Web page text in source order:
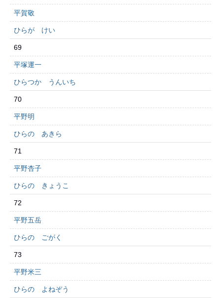
平賀敬
ひらが けい
69
平塚運一
ひらつか うんいち
70
平野明
ひらの あきら
71
平野杏子
ひらの きょうこ
72
平野五岳
ひらの ごがく
73
平野米三
ひらの よねぞう